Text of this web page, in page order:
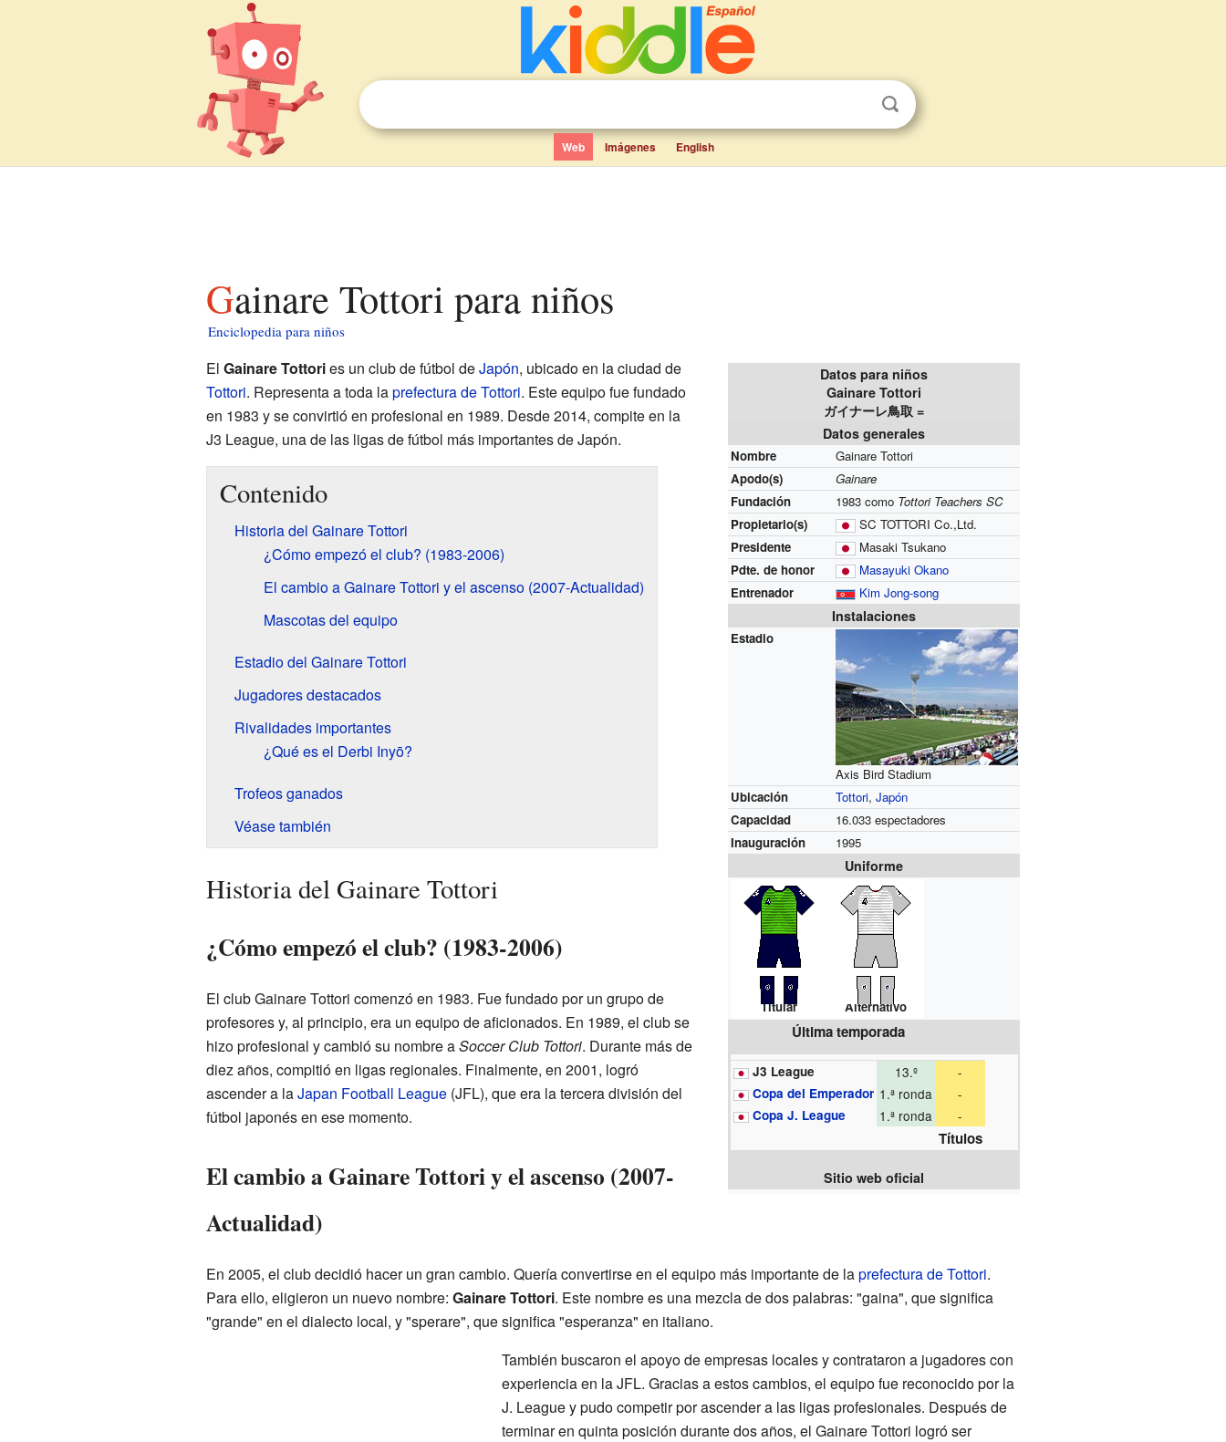
Web Imágenes English
Gainare Tottori para niños
Enciclopedia para niños
Datos para niños
Gainare Tottori
ガイナーレ鳥取 =
Datos generales
Nombre
Gainare Tottori
Apodo(s)
Gainare
Fundación
1983 como Tottori Teachers SC
Propietario(s)
SC TOTTORI Co.,Ltd.
Presidente
Masaki Tsukano
Pdte. de honor
Masayuki Okano
Entrenador
Kim Jong-song
Instalaciones
Estadio
Axis Bird Stadium
Ubicación
Tottori,Japón
Capacidad
16.033 espectadores
Inauguración
1995
Uniforme
Titular Alternativo
Última temporada
J3 League 13.º -
Copa del Emperador 1.ª ronda -
Copa J. League 1.ª ronda -
Títulos
Sitio web oficial
El Gainare Tottories un club de fútbol deJapón, ubicado en la ciudad de
Tottori. Representa a toda laprefectura de Tottori. Este equipo fue fundado
en 1983 y se convirtió en profesional en 1989. Desde 2014, compite en la
J3 League, una de las ligas de fútbol más importantes de Japón.
Contenido
Historia del Gainare Tottori
¿Cómo empezó el club? (1983-2006)
El cambio a Gainare Tottori y el ascenso (2007-Actualidad)
Mascotas del equipo
Estadio del Gainare Tottori
Jugadores destacados
Rivalidades importantes
¿Qué es el Derbi Inyō?
Trofeos ganados
Véase también
Historia del Gainare Tottori
¿Cómo empezó el club? (1983-2006)
El club Gainare Tottori comenzó en 1983. Fue fundado por un grupo de
profesores y, al principio, era un equipo de aficionados. En 1989, el club se
hizo profesional y cambió su nombre aSoccer Club Tottori. Durante más de
diez años, compitió en ligas regionales. Finalmente, en 2001, logró
ascender a laJapan Football League(JFL), que era la tercera división del
fútbol japonés en ese momento.
El cambio a Gainare Tottori y el ascenso (2007-
Actualidad)
En 2005, el club decidió hacer un gran cambio. Quería convertirse en el equipo más importante de laprefectura de Tottori.
Para ello, eligieron un nuevo nombre: Gainare Tottori. Este nombre es una mezcla de dos palabras: "gaina", que significa
"grande" en el dialecto local, y "sperare", que significa "esperanza" en italiano.
También buscaron el apoyo de empresas locales y contrataron a jugadores con
experiencia en la JFL. Gracias a estos cambios, el equipo fue reconocido por la
J. League y pudo competir por ascender a las ligas profesionales. Después de
terminar en quinta posición durante dos años, el Gainare Tottori logró ser